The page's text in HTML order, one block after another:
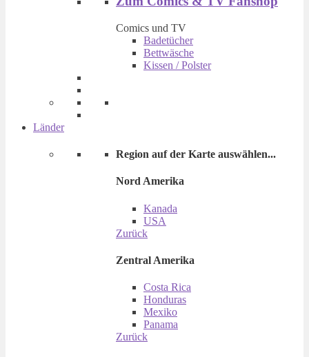
Comics und TV
Badetücher
Bettwäsche
Kissen / Polster
Länder
Region auf der Karte auswählen...
Nord Amerika
Kanada
USA
Zurück
Zentral Amerika
Costa Rica
Honduras
Mexiko
Panama
Zurück